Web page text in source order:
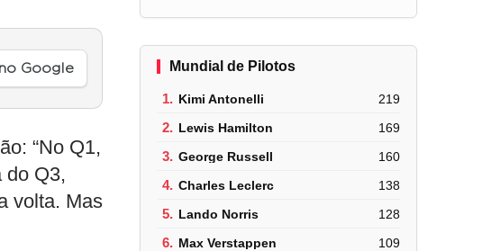
Google
“No Q1,
do Q3,
volta. Mas
Mundial de Pilotos
1. Kimi Antonelli 219
2. Lewis Hamilton 169
3. George Russell 160
4. Charles Leclerc 138
5. Lando Norris 128
6. Max Verstappen 109